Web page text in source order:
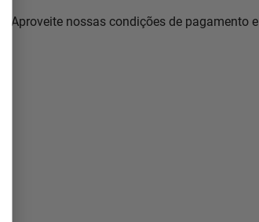
. Aproveite nossas condições de pagamento e